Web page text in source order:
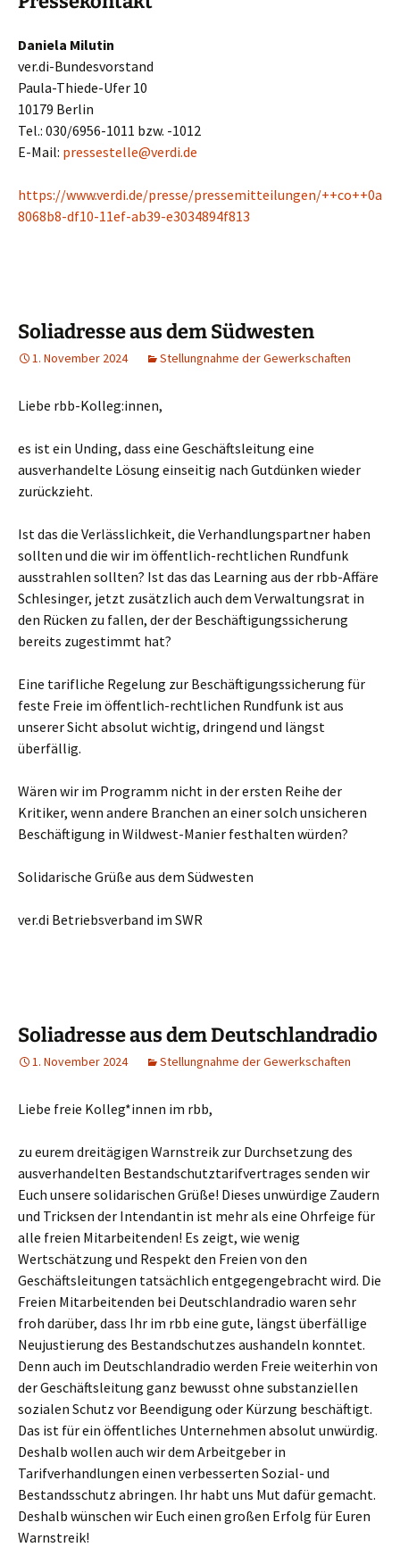
Daniela Milutin
ver.di-Bundesvorstand
Paula-Thiede-Ufer 10
10179 Berlin
Tel.: 030/6956-1011 bzw. -1012
E-Mail: pressestelle@verdi.de
https://www.verdi.de/presse/pressemitteilungen/++co++0a
8068b8-df10-11ef-ab39-e3034894f813
Soliadresse aus dem Südwesten
1. November 2024 Stellungnahme der Gewerkschaften
Liebe rbb-Kolleg:innen,
es ist ein Unding, dass eine Geschäftsleitung eine
ausverhandelte Lösung einseitig nach Gutdünken wieder
zurückzieht.
Ist das die Verlässlichkeit, die Verhandlungspartner haben
sollten und die wir im öffentlich-rechtlichen Rundfunk
ausstrahlen sollten? Ist das das Learning aus der rbb-Affäre
Schlesinger, jetzt zusätzlich auch dem Verwaltungsrat in
den Rücken zu fallen, der der Beschäftigungssicherung
bereits zugestimmt hat?
Eine tarifliche Regelung zur Beschäftigungssicherung für
feste Freie im öffentlich-rechtlichen Rundfunk ist aus
unserer Sicht absolut wichtig, dringend und längst
überfällig.
Wären wir im Programm nicht in der ersten Reihe der
Kritiker, wenn andere Branchen an einer solch unsicheren
Beschäftigung in Wildwest-Manier festhalten würden?
Solidarische Grüße aus dem Südwesten
ver.di Betriebsverband im SWR
Soliadresse aus dem Deutschlandradio
1. November 2024 Stellungnahme der Gewerkschaften
Liebe freie Kolleg*innen im rbb,
zu eurem dreitägigen Warnstreik zur Durchsetzung des
ausverhandelten Bestandschutztarifvertrages senden wir
Euch unsere solidarischen Grüße! Dieses unwürdige Zaudern
und Tricksen der Intendantin ist mehr als eine Ohrfeige für
alle freien Mitarbeitenden! Es zeigt, wie wenig
Wertschätzung und Respekt den Freien von den
Geschäftsleitungen tatsächlich entgegengebracht wird. Die
Freien Mitarbeitenden bei Deutschlandradio waren sehr
froh darüber, dass Ihr im rbb eine gute, längst überfällige
Neujustierung des Bestandschutzes aushandeln konntet.
Denn auch im Deutschlandradio werden Freie weiterhin von
der Geschäftsleitung ganz bewusst ohne substanziellen
sozialen Schutz vor Beendigung oder Kürzung beschäftigt.
Das ist für ein öffentliches Unternehmen absolut unwürdig.
Deshalb wollen auch wir dem Arbeitgeber in
Tarifverhandlungen einen verbesserten Sozial- und
Bestandsschutz abringen. Ihr habt uns Mut dafür gemacht.
Deshalb wünschen wir Euch einen großen Erfolg für Euren
Warnstreik!